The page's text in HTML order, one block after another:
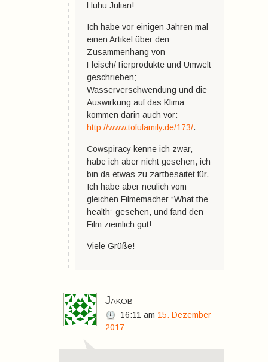
Huhu Julian!
Ich habe vor einigen Jahren mal
einen Artikel über den
Zusammenhang von
Fleisch/Tierprodukte und Umwelt
geschrieben;
Wasserverschwendung und die
Auswirkung auf das Klima
kommen darin auch vor:
http://www.tofufamily.de/173/.
Cowspiracy kenne ich zwar,
habe ich aber nicht gesehen, ich
bin da etwas zu zartbesaitet für.
Ich habe aber neulich vom
gleichen Filmemacher “What the
health” gesehen, und fand den
Film ziemlich gut!
Viele Grüße!
Jakob
16:11 am 15. Dezember
2017